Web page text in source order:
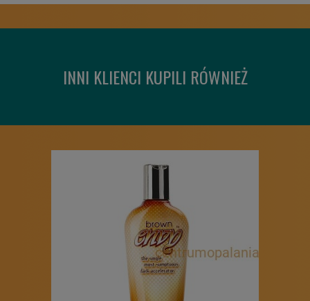
INNI KLIENCI KUPILI RÓWNIEŻ